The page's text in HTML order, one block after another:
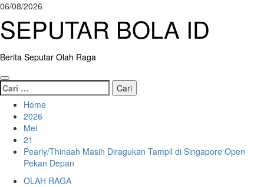
Skip
content
06/08/2026
SEPUTAR BOLA ID
Berita Seputar Olah Raga
Primary
Menu
Cari
untuk:
Home
2026
Mei
21
Pearly/Thinaah Masih Diragukan Tampil di Singapore Open
Pekan Depan
OLAH RAGA